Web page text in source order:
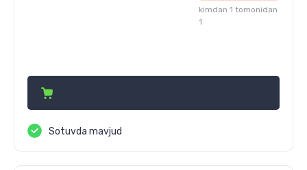
kimdan 1 tomonidan
1
Sotuvda mavjud